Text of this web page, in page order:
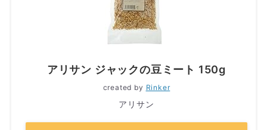
アリサン ジャックの豆ミート 150g
created by Rinker
アリサン